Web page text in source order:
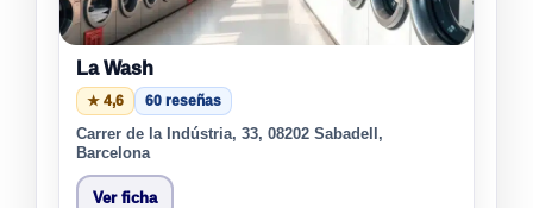
La Wash
★ 4,6 60 reseñas
Carrer de la Indústria, 33, 08202 Sabadell,
Barcelona
Ver ficha